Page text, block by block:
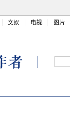
文娱 电视 图片